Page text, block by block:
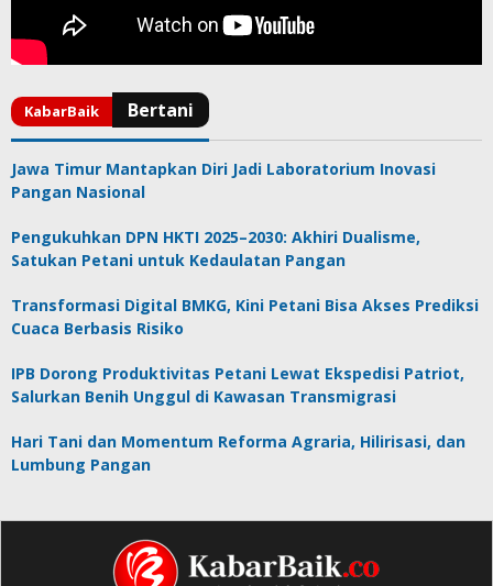
Jawa Timur Mantapkan Diri Jadi Laboratorium Inovasi
Pangan Nasional
Pengukuhkan DPN HKTI 2025–2030: Akhiri Dualisme,
Satukan Petani untuk Kedaulatan Pangan
Transformasi Digital BMKG, Kini Petani Bisa Akses Prediksi
Cuaca Berbasis Risiko
IPB Dorong Produktivitas Petani Lewat Ekspedisi Patriot,
Salurkan Benih Unggul di Kawasan Transmigrasi
Hari Tani dan Momentum Reforma Agraria, Hilirisasi, dan
Lumbung Pangan